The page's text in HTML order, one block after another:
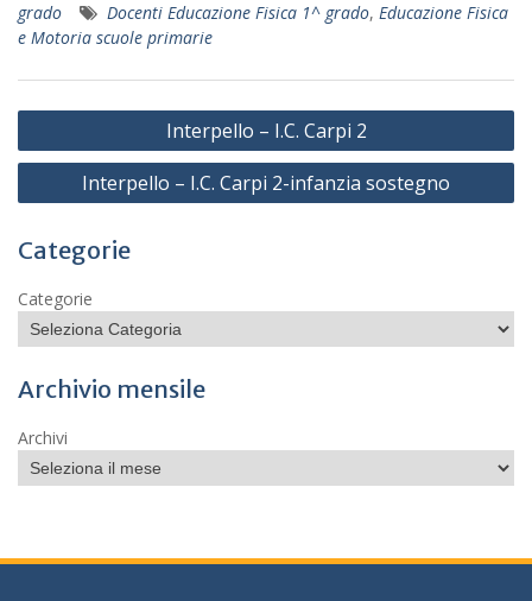
grado
Docenti Educazione Fisica 1^ grado, Educazione Fisica
e Motoria scuole primarie
Navigazione
articoli
Interpello – I.C. Carpi 2
Interpello – I.C. Carpi 2-infanzia sostegno
Categorie
Categorie
Archivio mensile
Archivi